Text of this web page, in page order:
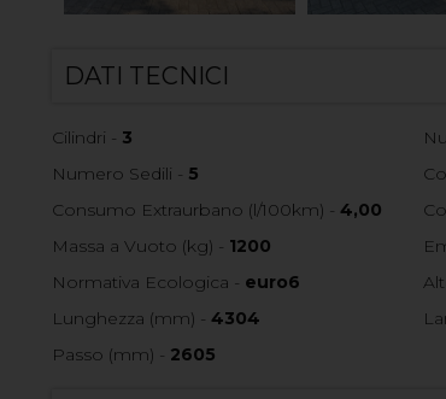
DATI TECNICI
Cilindri - 3
Numero Sedili - 5
Consumo Extraurbano (l/100km) - 4,00
Massa a Vuoto (kg) - 1200
Normativa Ecologica - euro6
Lunghezza (mm) - 4304
Passo (mm) - 2605